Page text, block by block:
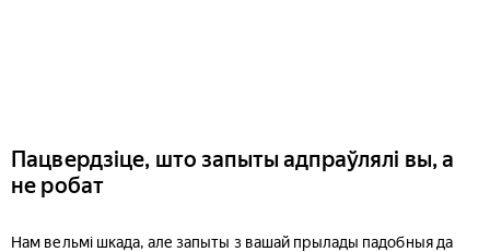
Пацвердзіце, што запыты адпраўлялі вы, а
не робат
Нам вельмі шкада, але запыты з вашай прылады падобныя да